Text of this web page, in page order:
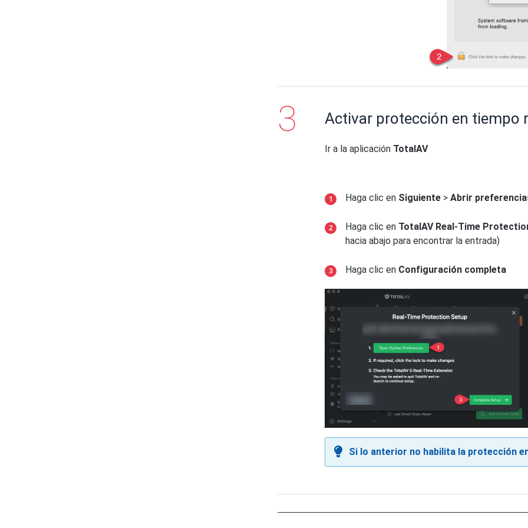
Activar protección en tiempo
Ir a la aplicación TotalAV
Haga clic en Siguiente >Abrir
Haga clic en TotalAV Real-Time
hacia abajo para encontrar la entrada)
Haga clic en Configuración completa
Si lo anterior no habilita la protección